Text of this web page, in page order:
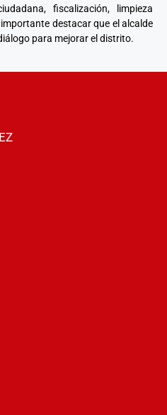
fiscalización, limpieza
destacar que el alcalde
para mejorar el distrito.